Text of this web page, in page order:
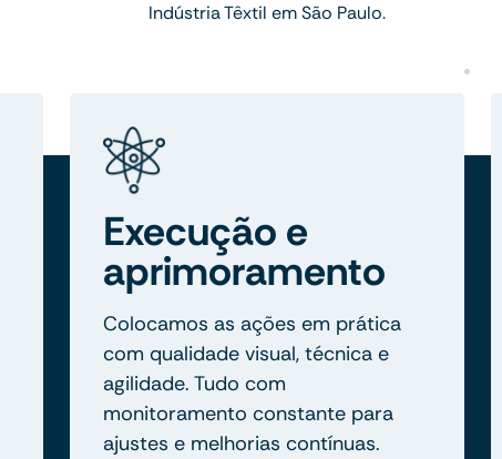
Indústria Têxtil em São Paulo.
Execução e
aprimoramento
Colocamos as ações em prática
com qualidade visual, técnica e
agilidade. Tudo com
monitoramento constante para
ajustes e melhorias contínuas.